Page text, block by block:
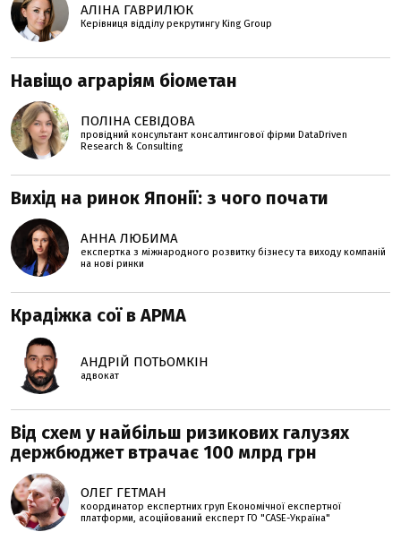
АЛІНА ГАВРИЛЮК
Керівниця відділу рекрутингу King Group
Навіщо аграріям біометан
ПОЛІНА СЕВІДОВА
провідний консультант консалтингової фірми DataDriven
Research & Consulting
Вихід на ринок Японії: з чого почати
АННА ЛЮБИМА
експертка з міжнародного розвитку бізнесу та виходу компаній
на нові ринки
Крадіжка сої в АРМА
АНДРІЙ ПОТЬОМКІН
адвокат
Від схем у найбільш ризикових галузях
держбюджет втрачає 100 млрд грн
ОЛЕГ ГЕТМАН
координатор експертних груп Економічної експертної
платформи, асоційований експерт ГО "CASE-Україна"